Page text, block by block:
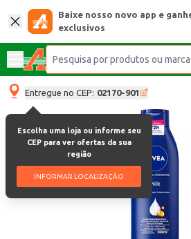
Baixe nosso novo app e
exclusivos
Entregue no CEP: 02170-901
Escolha uma loja ou informe seu
CEP para ver ofertas da sua
região
INFORMAR LOCALIZAÇÃO